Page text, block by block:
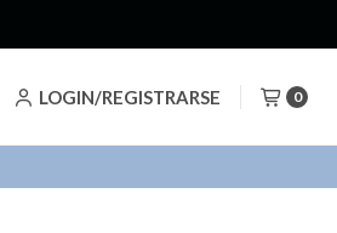
LOGIN/REGISTRARSE 0